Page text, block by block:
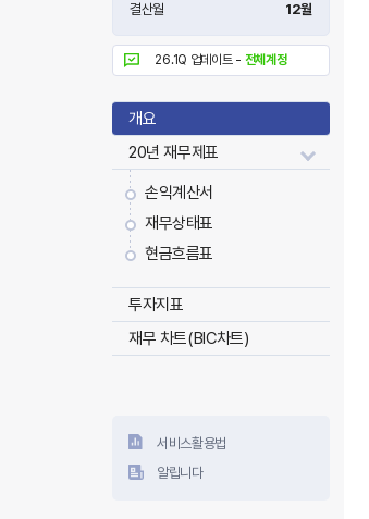
결산월
12월
26.1Q 업데이트 - 전체계정
개요
20년 재무제표
손익계산서
재무상태표
현금흐름표
투자지표
재무 차트(BIC차트)
서비스활용법
알립니다